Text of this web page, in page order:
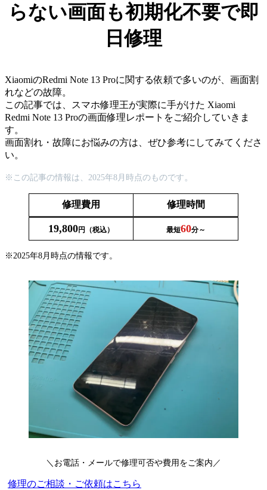
らない画面も初期化不要で即
日修理
XiaomiのRedmi Note 13 Proに関する依頼で多いのが、画面割
れなどの故障。
この記事では、スマホ修理王が実際に手がけた Xiaomi
Redmi Note 13 Proの画面修理レポートをご紹介していきま
す。
画面割れ・故障にお悩みの方は、ぜひ参考にしてみてくださ
い。
※この記事の情報は、2025年8 月時点のものです 。
修理費用 修理時間
19,800円（税込） 最短60分～
※2025年8月時点の情報です。
＼お電話・メールで修理可否や費用をご案内／
修理のご相談・ご依頼はこちら